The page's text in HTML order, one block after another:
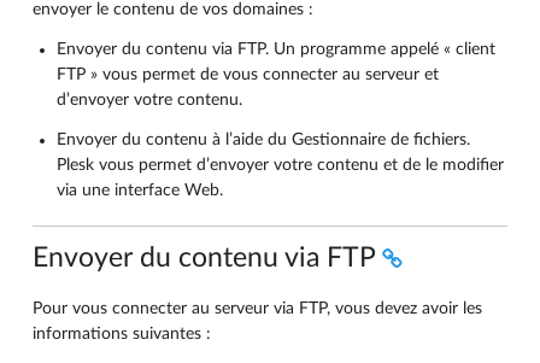
envoyer le contenu de vos domaines :
Envoyer du contenu via FTP. Un programme appelé « client
FTP » vous permet de vous connecter au serveur et
d’envoyer votre contenu.
Envoyer du contenu à l’aide du Gestionnaire de fichiers.
Plesk vous permet d’envoyer votre contenu et de le modifier
via une interface Web.
Envoyer du contenu via FTP
Pour vous connecter au serveur via FTP, vous devez avoir les
informations suivantes :